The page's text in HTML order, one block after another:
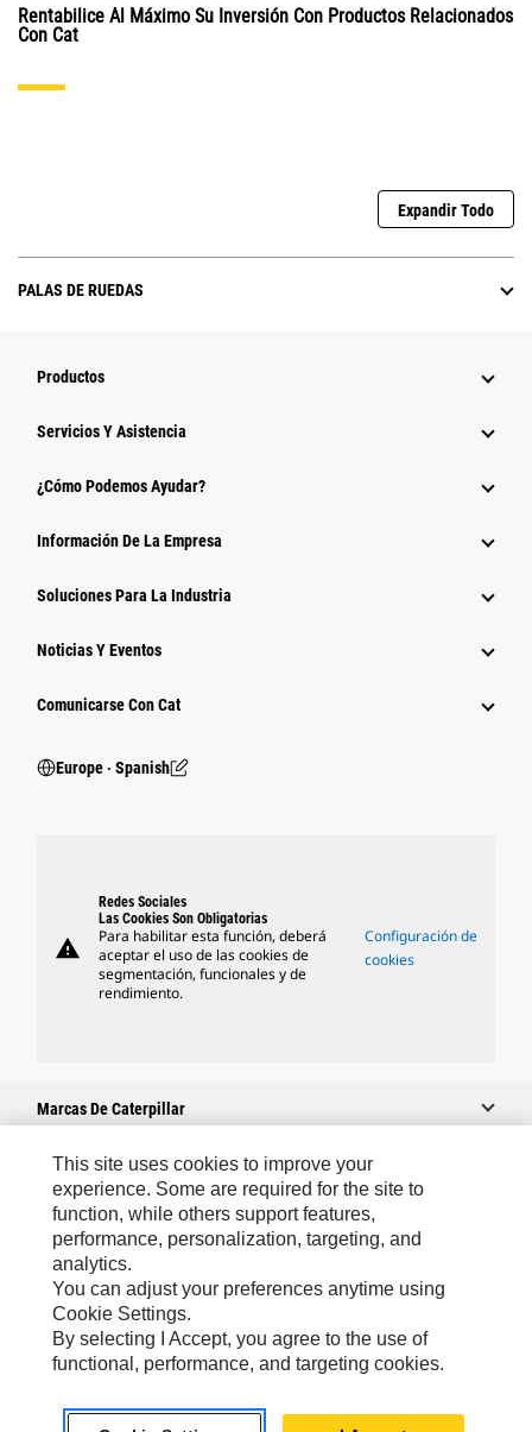
Rentabilice Al Máximo Su Inversión Con Productos Relacionados
Con Cat
Expandir Todo
PALAS DE RUEDAS
Productos
Servicios Y Asistencia
¿Cómo Podemos Ayudar?
Información De La Empresa
Soluciones Para La Industria
Noticias Y Eventos
Comunicarse Con Cat
Europe ‧ Spanish
warning
Redes Sociales
Las Cookies Son Obligatorias
Para habilitar esta función, deberá
aceptar el uso de las cookies de
segmentación, funcionales y de
rendimiento.
Configuración de
cookies
Marcas De Caterpillar
Caterpillar.com
Contacto Caterpillar
Mis Preferencias De Marketing
Mapa Del Sitio
Cookie Settings
This site uses cookies to improve your
experience. Some are required for the site to
function, while others support features,
performance, personalization, targeting, and
analytics.
You can adjust your preferences anytime using
Cookie Settings.
By selecting I Accept, you agree to the use of
functional, performance, and targeting cookies.